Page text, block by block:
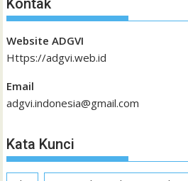
Website ADGVI
Https://adgvi.web.id
Email
adgvi.indonesia@gmail.com
Kata Kunci